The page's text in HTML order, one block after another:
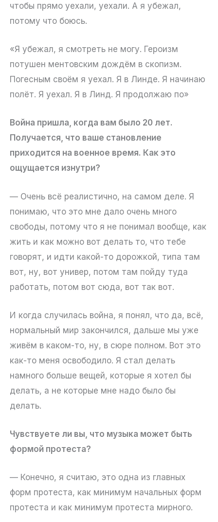
чтобы прямо уехали, уехали. А я убежал,
потому что боюсь.
«Я убежал, я смотреть не могу. Героизм
потушен ментовским дождём в скопизм.
Погесным своём я уехал. Я в Линде. Я начинаю
полёт. Я уехал. Я в Линд. Я продолжаю по»
Война пришла, когда вам было 20 лет.
Получается, что ваше становление
приходится на военное время. Как это
ощущается изнутри?
— Очень всё реалистично, на самом деле. Я
понимаю, что это мне дало очень много
свободы, потому что я не понимал вообще, как
жить и как можно вот делать то, что тебе
говорят, и идти какой-то дорожкой, типа там
вот, ну, вот универ, потом там пойду туда
работать, потом вот сюда, вот так вот.
И когда случилась война, я понял, что да, всё,
нормальный мир закончился, дальше мы уже
живём в каком-то, ну, в сюре полном. Вот это
как-то меня освободило. Я стал делать
намного больше вещей, которые я хотел бы
делать, а не которые мне надо было бы
делать.
Чувствуете ли вы, что музыка может быть
формой протеста?
— Конечно, я считаю, это одна из главных
форм протеста, как минимум начальных форм
протеста и как минимум протеста мирного.